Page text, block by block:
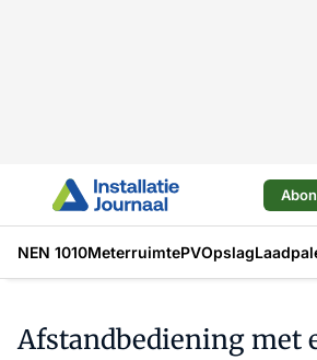
NEN 1010MeterruimtePVOpslag
Afstandbediening met